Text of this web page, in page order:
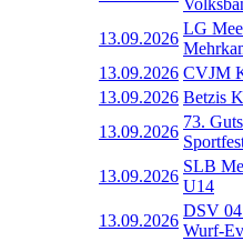
13.09.2026
LG
13.09.2026 CVJM
13.09.2026 Betzis
13.09.2026
73.
13.09.2026
SLB
U14
13.09.2026
DSV 04
Wurf-